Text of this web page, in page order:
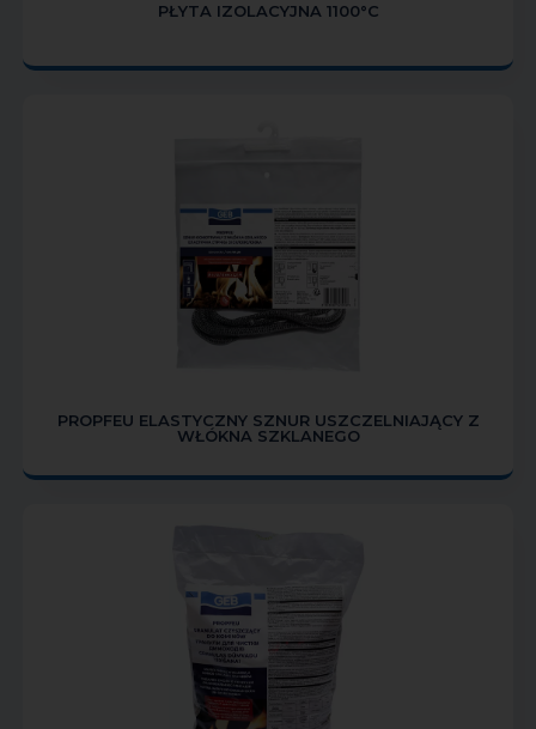
PŁYTA IZOLACYJNA 1100°C
PROPFEU ELASTYCZNY SZNUR USZCZELNIAJĄCY Z
WŁÓKNA SZKLANEGO